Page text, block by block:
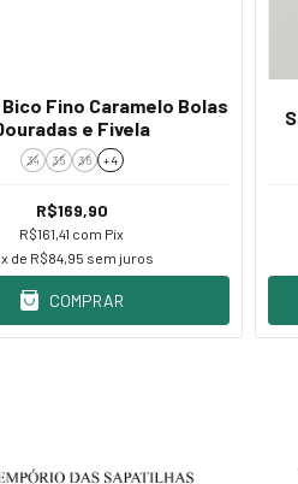
Fino Caramelo Bolas
e Fivela
34 35 36 + 4
R$169,90
R$161,41 com Pix
x de R$84,95 sem juros
COMPRAR